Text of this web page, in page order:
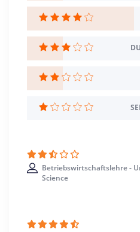
Sprache
Deutsch
Studienbeginn
Sommer- u.
Siegen >> Siegen-
Betriebswirtschaftslehre -
Science